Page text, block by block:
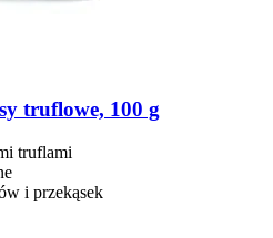
truflowe, 100 g
truflami
i przekąsek